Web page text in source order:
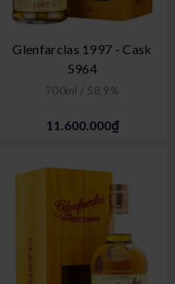
Glenfarclas 1997 - Cask
5964
700ml / 58,9%
11.600.000₫